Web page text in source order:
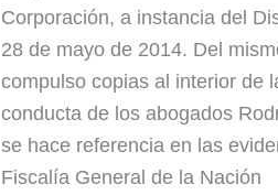
Corporación, a instancia del
28 de mayo de 2014. Del
compulso copias al interior de
conducta de los abogados
se hace referencia en las
Fiscalía General de la Nación